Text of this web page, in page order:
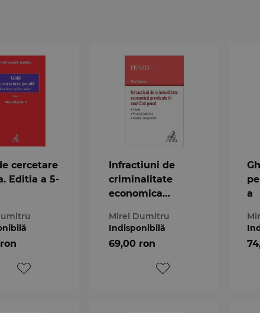
cercetare
Editia a 5-
Infractiuni de
criminalitate
economica
Cod penal
Mirel Dumitru
Indisponibilă
69,00 ron
a